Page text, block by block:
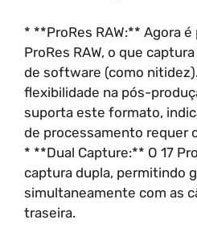
* **ProRes RAW:** Agora
ProRes RAW, o que
de software (como
flexibilidade na pós-
suporta este formato,
de processamento requer
* **Dual Capture:** O 17
captura dupla, permitindo
simultaneamente com as
traseira.